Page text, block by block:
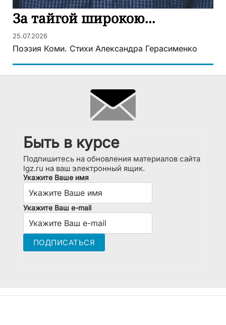
За тайгой широкою...
25.07.2026
Поэзия Коми. Стихи Александра Герасименко
Быть в курсе
Подпишитесь на обновления материалов сайта
lgz.ru на ваш электронный ящик.
Укажите Ваше имя
Укажите Ваш e-mail